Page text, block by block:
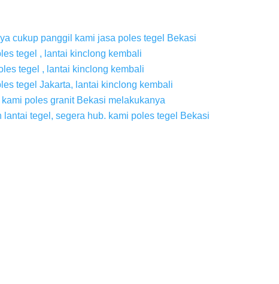
cukup panggil kami jasa poles tegel Bekasi
tegel , lantai kinclong kembali
tegel , lantai kinclong kembali
tegel Jakarta, lantai kinclong kembali
poles granit Bekasi melakukanya
lantai tegel, segera hub. kami poles tegel Bekasi